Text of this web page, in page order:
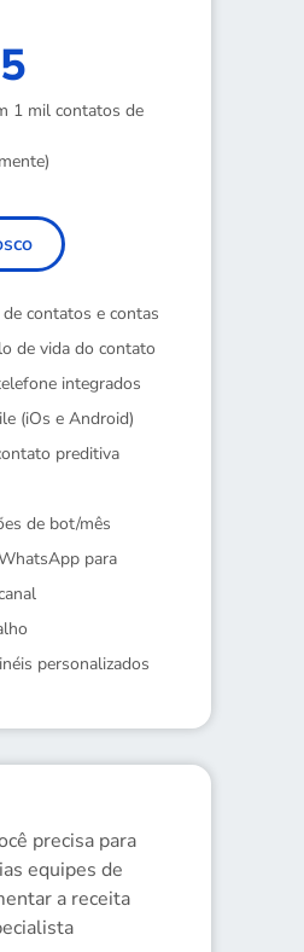
1 mil contatos de
contatos e contas
de vida do contato
integrados
(iOs e Android)
preditiva
de bot/mês
para
personalizados
precisa para
equipes de
a receita